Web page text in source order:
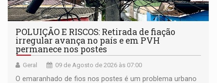
POLUIÇÃO E RISCOS: Retirada de fiação
irregular avança no país e em PVH
permanece nos postes
Geral 09 de Agosto de 2026 às 07:00
O emaranhado de fios nos postes é um problema urbano